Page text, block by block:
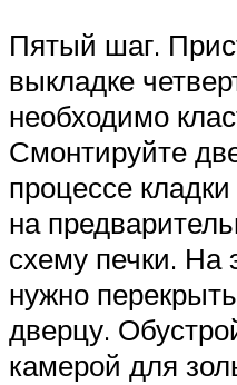
Пятый шаг.
выкладке
необходимо
Смонтируйте
процессе
на
схему печки. На
нужно
дверцу.
камерой для